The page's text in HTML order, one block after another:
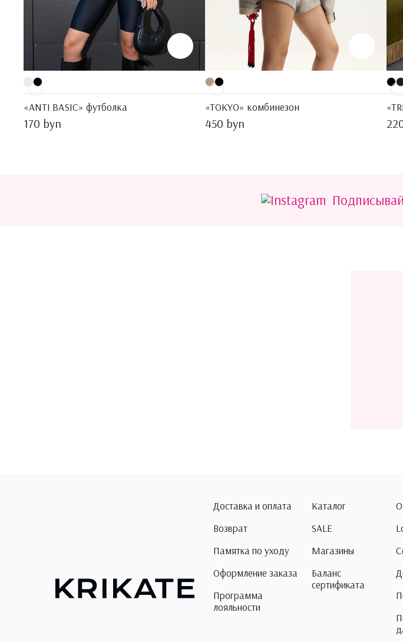
«ANTI BASIC» футболка
170 byn
«TOKYO» комбинезон
450 byn
Доставка и оплата
Возврат
Памятка по уходу
Оформление заказа
Программа
лояльности
Каталог
SALE
Магазины
Баланс
сертификата